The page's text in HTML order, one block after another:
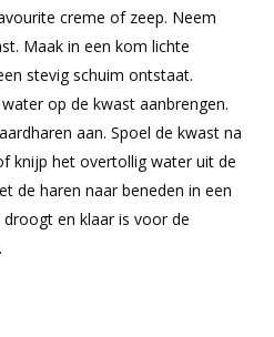
creme of zeep. Neem
Maak in een kom lichte
stevig schuim ontstaat.
op de kwast aanbrengen.
aan. Spoel de kwast na
knijp het overtollig water uit de
de haren naar beneden in een
en klaar is voor de